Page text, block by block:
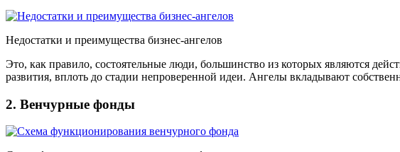
Недостатки и преимущества бизнес-ангелов
Это, как правило, состоятельные люди, большинство из которых являются
развития, вплоть до стадии непроверенной идеи. Ангелы вкладывают
2. Венчурные фонды